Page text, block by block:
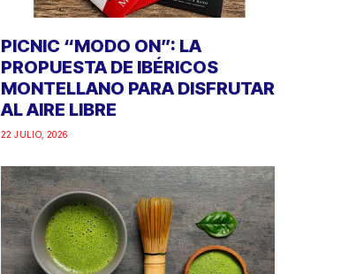
PICNIC “MODO ON”: LA
PROPUESTA DE IBÉRICOS
MONTELLANO PARA DISFRUTAR
AL AIRE LIBRE
22 JULIO, 2026